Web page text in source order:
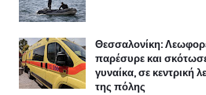
Θεσσαλονίκη:
παρέσυρε και
γυναίκα, σε κεντρική
της πόλης